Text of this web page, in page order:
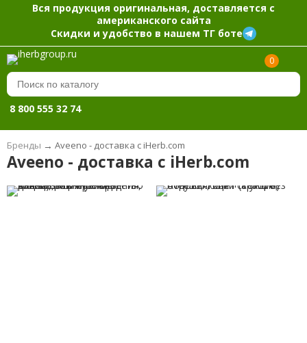
Вся продукция оригинальная, доставляется с
американского сайта
Скидки и удобство в нашем ТГ боте
0
8 800 555 32 74
Бренды → Aveeno - доставка с iHerb.com
Aveeno - доставка с iHerb.com